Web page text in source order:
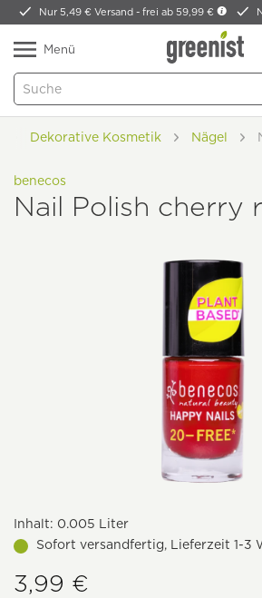
Nur 5,49 € Versand -frei ab 59,99 €
Menü
Dekorative Kosmetik Nägel
benecos
Nail Polish cherry
Inhalt: 0.005 Liter
Sofort versandfertig, Lieferzeit 1-3
3,99 €